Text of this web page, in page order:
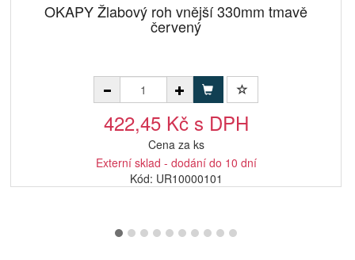
OKAPY Žlabový roh vnější 330mm tmavě
červený
422,45 Kč s DPH
Cena za ks
Externí sklad - dodání do 10 dní
Kód: UR10000101